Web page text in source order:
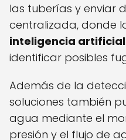
las tuberías y enviar
centralizada, donde
inteligencia artificial
identificar posibles
Además de la
soluciones también
agua mediante el
presión y el flujo de